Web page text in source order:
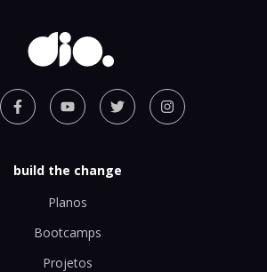
build the change
Planos
Bootcamps
Projetos